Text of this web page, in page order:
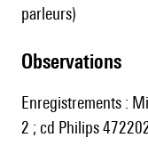
parleurs)
observations
Enregistrements :
2 ; cd Philips